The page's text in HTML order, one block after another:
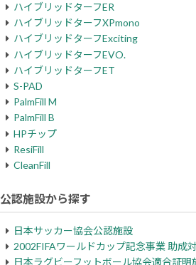
ハイブリッドターフER
ハイブリッドターフXPmono
ハイブリッドターフExciting
ハイブリッドターフEVO.
ハイブリッドターフET
S-PAD
PalmFill M
PalmFill B
HPチップ
ResiFill
CleanFill
公認施設から探す
日本サッカー協会公認施設
2002FIFAワールドカップ記念事業 助成
日本ラグビーフットボール協会適合証明